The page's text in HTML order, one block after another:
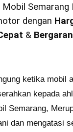
Semarang
dengan
&
ketika mobil
kepada
Semarang,
dan mengatasi